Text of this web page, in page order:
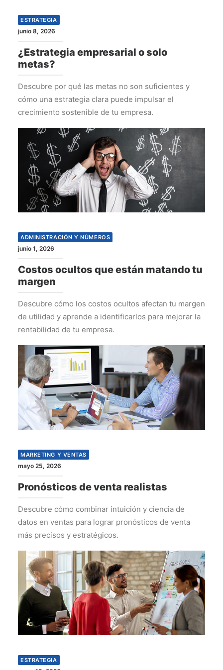
ESTRATEGIA
junio 8, 2026
¿Estrategia empresarial o solo
metas?
Descubre por qué las metas no son suficientes y
cómo una estrategia clara puede impulsar el
crecimiento sostenible de tu empresa.
ADMINISTRACIÓN Y NÚMEROS
junio 1, 2026
Costos ocultos que están matando tu
margen
Descubre cómo los costos ocultos afectan tu margen
de utilidad y aprende a identificarlos para mejorar la
rentabilidad de tu empresa.
MARKETING Y VENTAS
mayo 25, 2026
Pronósticos de venta realistas
Descubre cómo combinar intuición y ciencia de
datos en ventas para lograr pronósticos de venta
más precisos y estratégicos.
ESTRATEGIA